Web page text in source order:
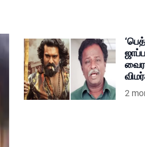
2